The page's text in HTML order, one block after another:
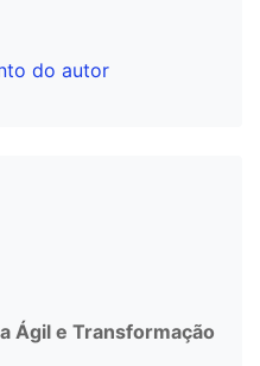
do autor
Ágil e Transformação